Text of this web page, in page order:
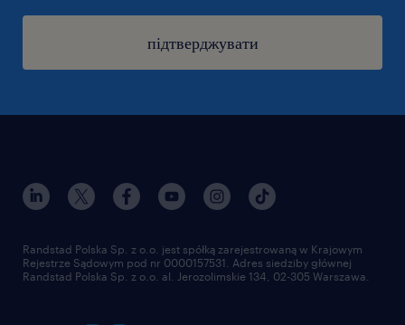
підтверджувати
Randstad Polska Sp. z o.o. jest spółką zarejestrowaną w Krajowym
Rejestrze Sądowym pod nr 0000157531. Adres siedziby głównej
Randstad Polska Sp. z o.o. al. Jerozolimskie 134, 02-305 Warszawa.